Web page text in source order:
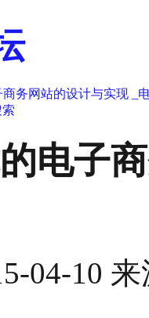
务网站的设计与实现 _
电子
04-10 来